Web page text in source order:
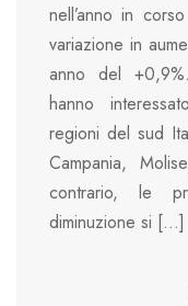
nell’anno in
variazione in
anno del
hanno
regioni del sud
Campania,
contrario, le
diminuzione si […]